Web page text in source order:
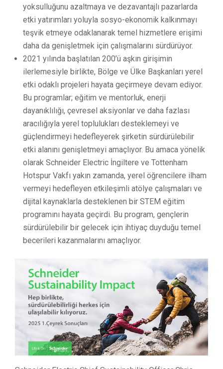
yoksulluğunu azaltmaya ve dezavantajlı pazarlarda
etki yatırımları yoluyla sosyo-ekonomik kalkınmayı
teşvik etmeye odaklanarak temel hizmetlere erişimi
daha da genişletmek için çalışmalarını sürdürüyor.
2021 yılında başlatılan 200’ü aşkın girişimin
ilerlemesiyle birlikte, Bölge ve Ülke Başkanları yerel
etki odaklı projeleri hayata geçirmeye devam ediyor.
Bu programlar; eğitim ve mentorluk, enerji
dayanıklılığı, çevresel aksiyonlar ve daha fazlası
aracılığıyla yerel toplulukları desteklemeyi ve
güçlendirmeyi hedefleyerek şirketin sürdürülebilir
etki alanını genişletmeyi amaçlıyor. Bu amaca yönelik
olarak Schneider Electric İngiltere ve Tottenham
Hotspur Vakfı yakın zamanda, yerel öğrencilere ilham
vermeyi hedefleyen etkileşimli atölye çalışmaları ve
dijital kaynaklarla desteklenen bir STEM eğitim
programını hayata geçirdi. Bu program, gençlerin
sürdürülebilir bir gelecek için ihtiyaç duyduğu temel
becerileri kazanmalarını amaçlıyor.